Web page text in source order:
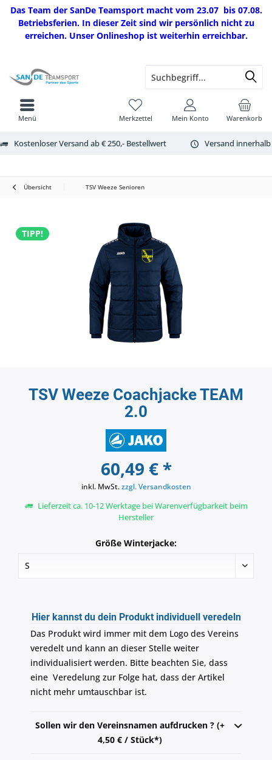
Das Team der SanDe Teamsport macht vom 23.07 bis 07.08.
Betriebsferien. In dieser Zeit sind wir persönlich nicht zu
erreichen. Unser Onlineshop ist weiterhin erreichbar.
Kostenloser Versand ab € 250,- Bestellwert Versand
Warenkorb
Merkzettel Mein Konto
Menü
Übersicht TSV Weeze Senioren
TIPP!
TSV Weeze Coachjacke TEAM
2.0
60,49 € *
inkl. MwSt.zzgl. Versandkosten
Lieferzeit ca. 10-12 Werktage bei Warenverfügbarkeit beim
Hersteller
Größe Winterjacke:
Hier kannst du dein Produkt individuell veredeln
Das Produkt wird immer mit dem Logo des Vereins
veredelt und kann an dieser Stelle weiter
individualisiert werden. Bitte beachten Sie, dass
eine Veredelung zur Folge hat, dass der Artikel
nicht mehr umtauschbar ist.
Sollen wir den Vereinsnamen aufdrucken ? (+
4,50 € / Stück*)